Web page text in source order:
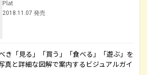
Plat
2018.11.07 発売
き「見る」「買う」「食べる」「遊ぶ」を
真と詳細な図解で案内するビジュアルガイ